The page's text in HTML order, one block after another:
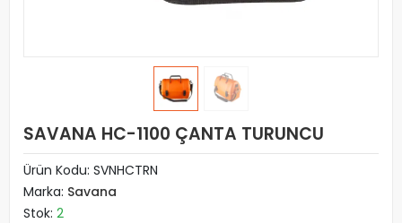
SAVANA HC-1100 ÇANTA TURUNCU
Ürün Kodu: SVNHCTRN
Marka: Savana
Stok: 2